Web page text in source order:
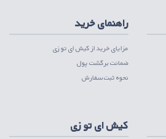
راهنمای خرید
مزایای خرید از کیش ای تو زی
ضمانت برگشت پول
نحوه ثبت سفارش
کیش ای تو زی